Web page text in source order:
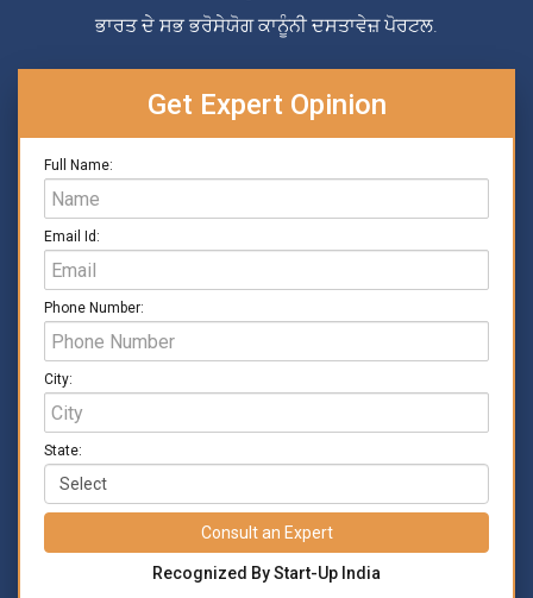
ਭਾਰਤ ਦੇ ਸਭ ਭਰੋਸੇਯੋਗ ਕਾਨੂੰਨੀ ਦਸਤਾਵੇਜ਼ ਪੋਰਟਲ.
Get Expert Opinion
Full Name:
Email Id:
Phone Number:
City:
State:
Consult an Expert
Recognized By Start-Up India